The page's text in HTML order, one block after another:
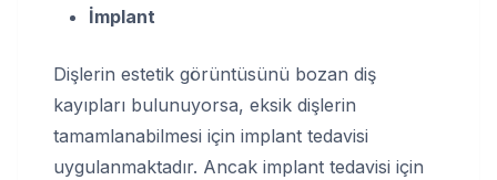
İmplant
Dişlerin estetik görüntüsünü bozan diş
kayıpları bulunuyorsa, eksik dişlerin
tamamlanabilmesi için implant tedavisi
uygulanmaktadır. Ancak implant tedavisi için